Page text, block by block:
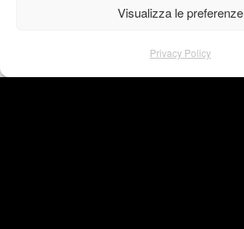
Visualizza le preferenze
Privacy Policy
VISU4L | WORK